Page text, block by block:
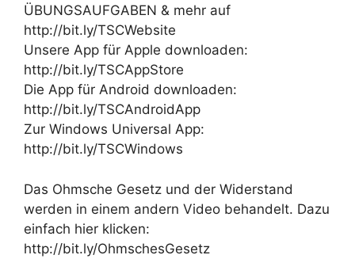
ÜBUNGSAUFGABEN & mehr auf
http://bit.ly/TSCWebsite
Unsere App für Apple downloaden:
http://bit.ly/TSCAppStore
Die App für Android downloaden:
http://bit.ly/TSCAndroidApp
Zur Windows Universal App:
http://bit.ly/TSCWindows
Das Ohmsche Gesetz und der Widerstand
werden in einem andern Video behandelt. Dazu
einfach hier klicken:
http://bit.ly/OhmschesGesetz